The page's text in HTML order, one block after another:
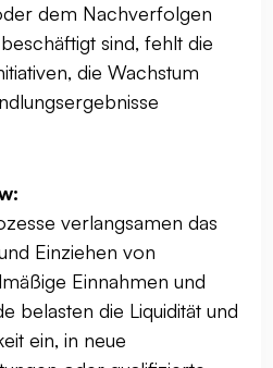
dem Nachverfolgen
sind, fehlt die
die Wachstum
verlangsamen das
Einziehen von
Einnahmen und
belasten die Liquidität und
ein, in neue